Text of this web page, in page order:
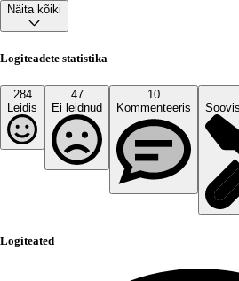
Näita kõiki
Logiteadete statistika
284
Leidis
47
Ei leidnud
10
Kommenteeris
Logiteated